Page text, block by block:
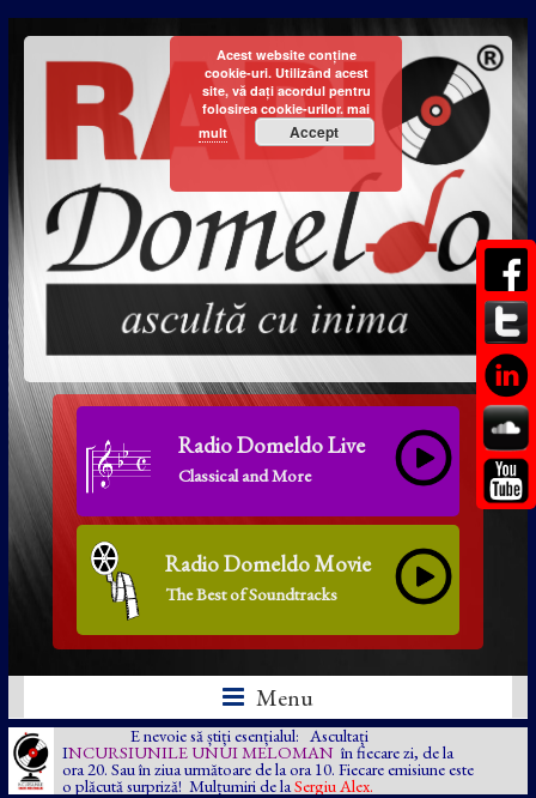
Radio Domeldo Live
Classical and More
Radio Domeldo Movie
The Best of Soundtracks
Menu
E nevoie să știți esențialul: Ascultați
INCURSIUNILE UNUI MELOMAN în fiecare zi, de la
ora 20. Sau în ziua următoare de la ora 10. Fiecare emisiune este
o plăcută surpriză! Mulțumiri de la Sergiu Alex.
Acest website conține
cookie-uri. Utilizând acest
site, vă dați acordul pentru
folosirea cookie-urilor. mai
mult
Accept